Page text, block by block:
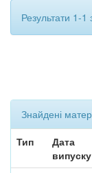
Результати 1-
Знайдені
Тип
Дата
випуску